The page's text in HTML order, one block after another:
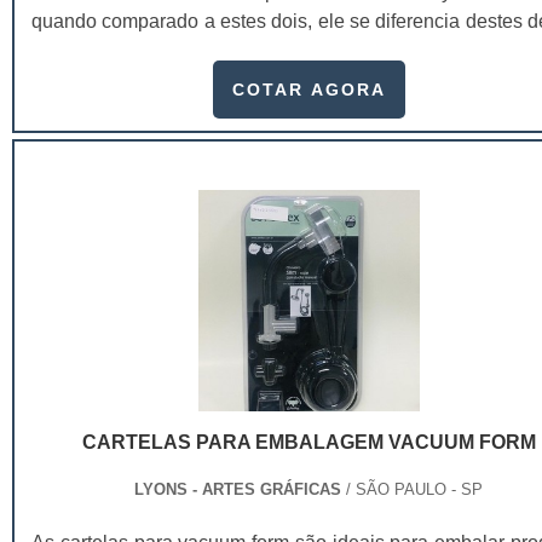
quando comparado a estes dois, ele se diferencia destes
quantidade de informação. O formato do folder
simples, o que faz com que o material se torne muito
COTAR AGORA
CARTELAS PARA EMBALAGEM VACUUM FORM
LYONS - ARTES GRÁFICAS / SÃO PAULO - SP